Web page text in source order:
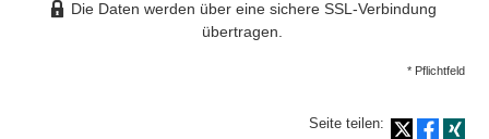
Die Daten werden über eine sichere SSL-Verbindung
übertragen.
* Pflichtfeld
Seite teilen: